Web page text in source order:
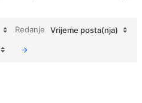
Redanje Vrijeme posta(nja)